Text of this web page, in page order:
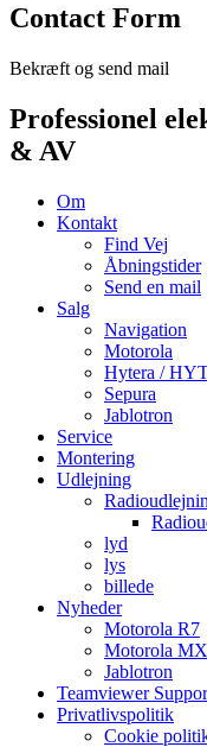
Contact Form
Bekræft og send mail
Professionel
& AV
Om
Kontakt
Find Vej
Åbningstider
Send en mail
Salg
Navigation
Motorola
Hytera /
Sepura
Jablotron
Service
Montering
Udlejning
lyd
lys
billede
Nyheder
Motorola R7
Motorola
Jablotron
Teamviewer
Privatlivspolitik
Cookie